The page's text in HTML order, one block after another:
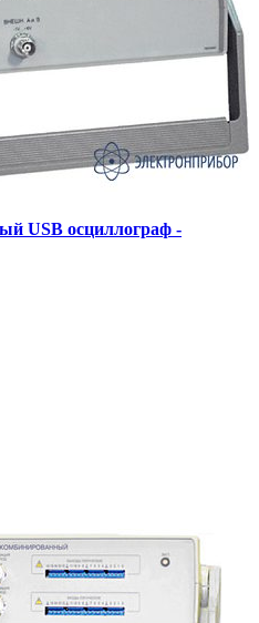
USB осциллограф -